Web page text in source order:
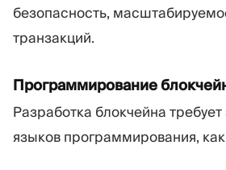
безопасность,
транзакций.
Программирование
Разработка блокчейна требует
языков программирования,